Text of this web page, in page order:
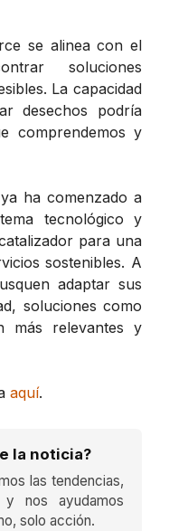
se alinea con el
soluciones
La capacidad
desechos podría
comprendemos y
ha comenzado a
tecnológico y
para una
sostenibles. A
adaptar sus
soluciones como
más relevantes y
aquí.
la noticia?
las tendencias,
y nos ayudamos
solo acción.